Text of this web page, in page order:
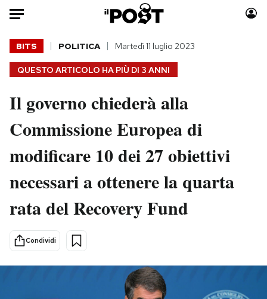
Auto
HOME
Italia
Politica
Tecnologia
Scienza
Cultura
Sport
Moda
Consumismi
Storie/Idee
Media
Europa
QUESTO ARTICOLO HA PIÙ DI 3 ANNI
BITS POLITICA Martedì 11 luglio 2023
Il governo chiederà alla
Commissione Europea di
modificare 10 dei 27 obiettivi
necessari a ottenere la quarta
rata del Recovery Fund
Condividi